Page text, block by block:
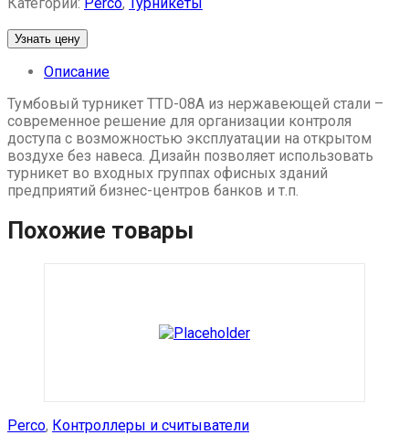
Узнать цену
Описание
Тумбовый турникет TTD-08А из нержавеющей стали –
современное решение для организации контроля
доступа с возможностью эксплуатации на открытом
воздухе без навеса. Дизайн позволяет использовать
турникет во входных группах офисных зданий
предприятий бизнес-центров банков и т.п.
Похожие товары
Perco, Контроллеры и считыватели